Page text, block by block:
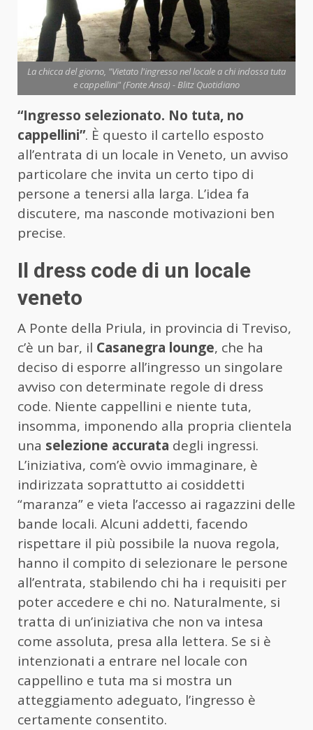
La chicca del giorno, "Vietato l'ingresso nel locale a chi indossa tuta
e cappellini" (Fonte Ansa) - Blitz Quotidiano
“Ingresso selezionato. No tuta, no
cappellini”. È questo il cartello esposto
all’entrata di un locale in Veneto, un avviso
particolare che invita un certo tipo di
persone a tenersi alla larga. L’idea fa
discutere, ma nasconde motivazioni ben
precise.
Il dress code di un locale
veneto
A Ponte della Priula, in provincia di Treviso,
c’è un bar, il Casanegra lounge, che ha
deciso di esporre all’ingresso un singolare
avviso con determinate regole di dress
code. Niente cappellini e niente tuta,
insomma, imponendo alla propria clientela
una selezione accurata degli ingressi.
L’iniziativa, com’è ovvio immaginare, è
indirizzata soprattutto ai cosiddetti
“maranza” e vieta l’accesso ai ragazzini delle
bande locali. Alcuni addetti, facendo
rispettare il più possibile la nuova regola,
hanno il compito di selezionare le persone
all’entrata, stabilendo chi ha i requisiti per
poter accedere e chi no. Naturalmente, si
tratta di un’iniziativa che non va intesa
come assoluta, presa alla lettera. Se si è
intenzionati a entrare nel locale con
cappellino e tuta ma si mostra un
atteggiamento adeguato, l’ingresso è
certamente consentito.